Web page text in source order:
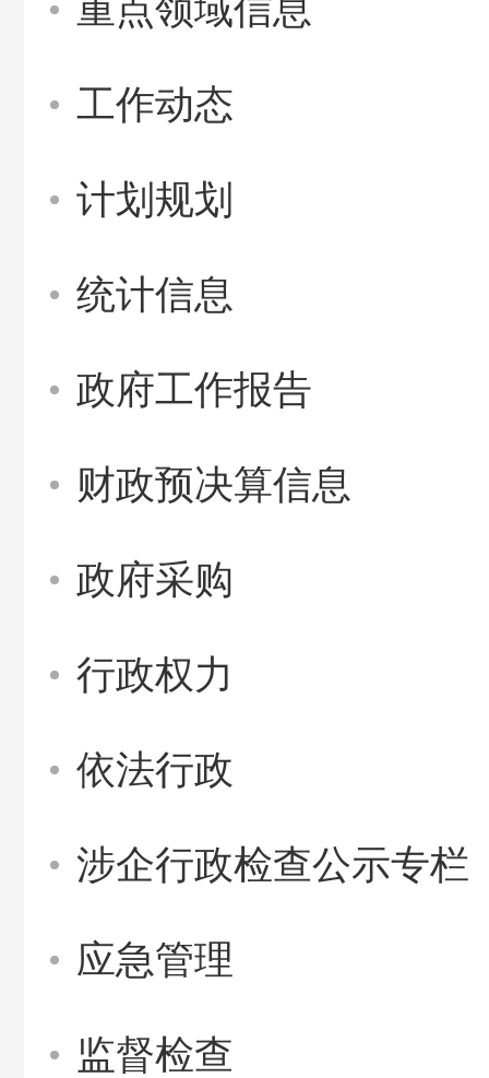
重点领域信息
工作动态
计划规划
统计信息
政府工作报告
财政预决算信息
政府采购
行政权力
依法行政
涉企行政检查公示专栏
应急管理
监督检查